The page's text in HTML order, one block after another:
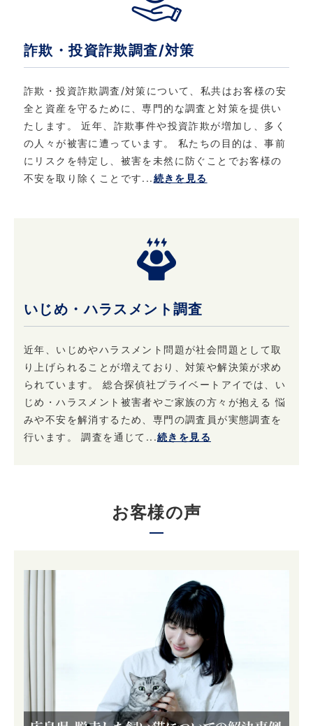
詐欺・投資詐欺調査/対策
詐欺・投資詐欺調査/対策について、私共はお客様の安
全と資産を守るために、専門的な調査と対策を提供い
たします。 近年、詐欺事件や投資詐欺が増加し、多く
の人々が被害に遭っています。 私たちの目的は、事前
にリスクを特定し、被害を未然に防ぐことでお客様の
不安を取り除くことです...続きを見る
いじめ・ハラスメント調査
近年、いじめやハラスメント問題が社会問題として取
り上げられることが増えており、対策や解決策が求め
られています。 総合探偵社プライベートアイでは、い
じめ・ハラスメント被害者やご家族の方々が抱える 悩
みや不安を解消するため、専門の調査員が実態調査を
行います。 調査を通じて...続きを見る
お客様の声